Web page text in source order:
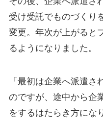
受け受託でものづくり
変更。年次が上がると
るようになりました。
「最初は企業へ派遣さ
のですが、途中から企
をするはたらき方にな